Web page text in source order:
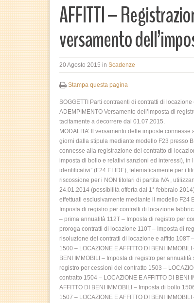
AFFITTI –
versamento
20 Agosto 2015 in Scadenze
Stampa questa pagina
SOGGETTI Parti contraenti di contratti di
ADEMPIMENTO Versamento dell’imposta di
tacitamente a decorrere dal 01.07.2015.
MODALITA’ Il versamento delle imposte
giorni dalla stipula mediante modello F23 presso
connesse alla registrazione del contratto di
imposta di bollo e relativi sanzioni ed interessi),
identificativi” (F24 ELIDE), telematicamente per i
riscossione per i NON titolari di partita IVA ,
24.01.2014 (possibilità offerta dal 1° febbraio
effettuati esclusivamente mediante il modello F24
Imposta di registro per contratti di locazione
– prima annualità 112T – Imposta di registro per
proroga contratti di locazione 110T – Imposta di
risoluzione dei contratti di locazione e affitto 108T
1500 – LOCAZIONE E AFFITTO DI BENI
BENI IMMOBILI – Imposta di registro per
registro per cessioni del contratto 1503 –
contratto 1504 – LOCAZIONE E AFFITTO DI
AFFITTO DI BENI IMMOBILI – Imposta di bollo
1507 – LOCAZIONE E AFFITTO DI BENI